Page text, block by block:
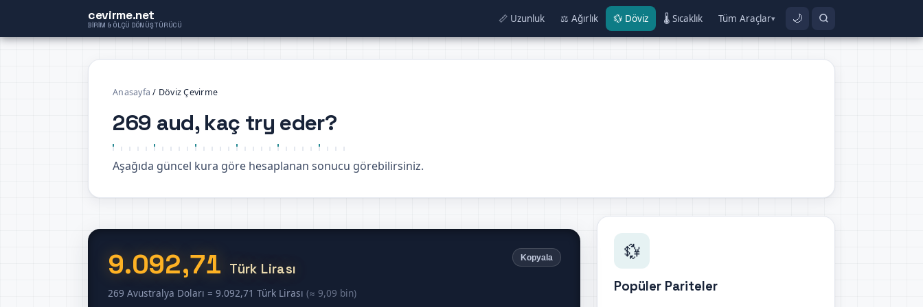
cevirme.net
BIRIM & ÖLÇÜ DÖNÜŞTÜRÜCÜ
📏 Uzunluk ⚖️ Ağırlık 💱 Döviz 🌡️ Sıcaklık Tüm Araçlar▾ 🌙
Anasayfa / Döviz Çevirme
269 aud, kaç try eder?
Aşağıda güncel kura göre hesaplanan sonucu görebilirsiniz.
Kopyala
9.092,71 Türk Lirası
269 Avustralya Doları = 9.092,71 Türk Lirası (≈ 9,09 bin)
💱
Popüler Pariteler